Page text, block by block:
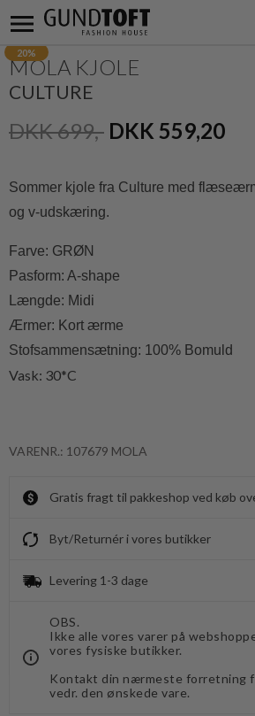
20%
MOLA KJOLE
CULTURE
DKK 699,- DKK 559,20
Sommer kjole fra Culture med
og v-udskæring.
Farve: GRØN
Pasform: A-shape
Længde: Midi
Ærmer: Kort ærme
Stofsammensætning: 100% Bomuld
Vask: 30*C
VARENR.: 107679 MOLA
Gratis fragt til pakkeshop ved køb
Byt/Returnér i vores butikker
Levering 1-3 dage
OBS.
Ikke alle vores varer på
vores fysiske butikker.
Kontakt din nærmeste forretning
vedr. den ønskede vare.